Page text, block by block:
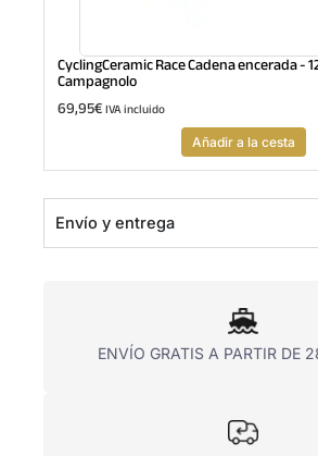
CyclingCeramic Race Cadena encerada -
Campagnolo
69,95€IVA incluido
Añadir a la cesta
Envío y entrega
ENVÍO GRATIS A PARTIR DE